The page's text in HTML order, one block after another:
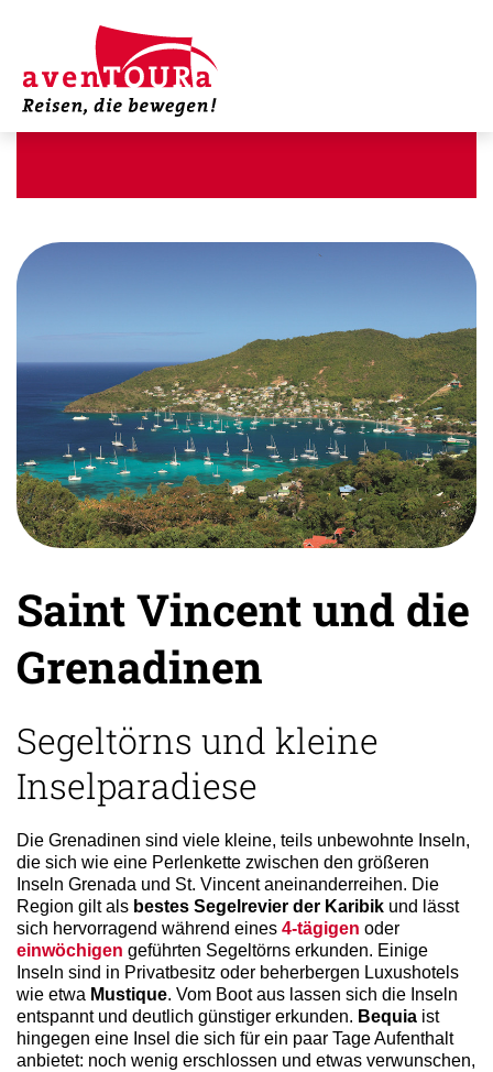
Saint Vincent und die
Grenadinen
Segeltörns und kleine
Inselparadiese
Die Grenadinen sind viele kleine, teils unbewohnte Inseln,
die sich wie eine Perlenkette zwischen den größeren
Inseln Grenada und St. Vincent aneinanderreihen. Die
Region gilt als bestes Segelrevier der Karibik und lässt
sich hervorragend während eines 4-tägigen oder
einwöchigen geführten Segeltörns erkunden. Einige
Inseln sind in Privatbesitz oder beherbergen Luxushotels
wie etwa Mustique. Vom Boot aus lassen sich die Inseln
entspannt und deutlich günstiger erkunden. Bequia ist
hingegen eine Insel die sich für ein paar Tage Aufenthalt
anbietet: noch wenig erschlossen und etwas verwunschen,